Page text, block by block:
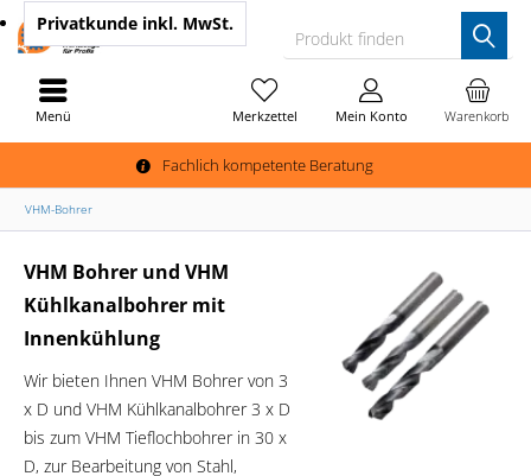
Fachlich kompetente Beratung
Produkt finden
Warenkorb
Merkzettel Mein Konto
Privatkunde inkl. MwSt.
Menü
VHM-Bohrer
VHM Bohrer und VHM
Kühlkanalbohrer mit
Innenkühlung
Wir bieten Ihnen VHM Bohrer von 3
x D und VHM Kühlkanalbohrer 3 x D
bis zum VHM Tieflochbohrer in 30 x
D, zur Bearbeitung von Stahl,